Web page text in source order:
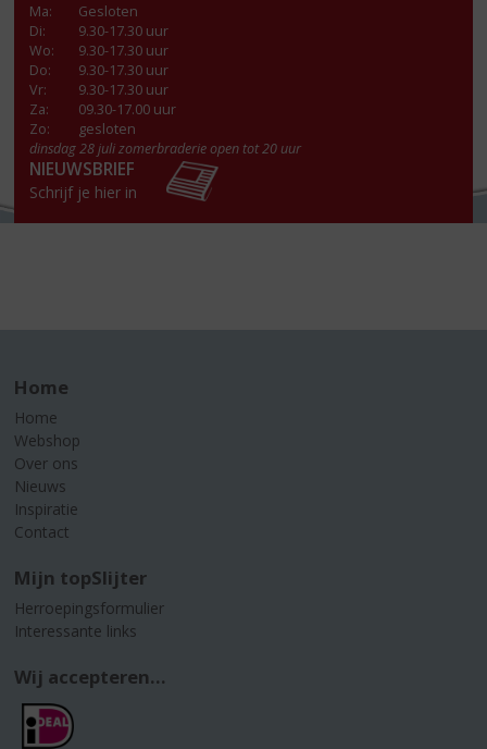
Ma:
Gesloten
Di:
9.30-17.30 uur
Wo:
9.30-17.30 uur
Do:
9.30-17.30 uur
Vr:
9.30-17.30 uur
Za:
09.30-17.00 uur
Zo:
gesloten
dinsdag 28 juli zomerbraderie open tot 20 uur
NIEUWSBRIEF
Schrijf je hier in
Home
Home
Webshop
Over ons
Nieuws
Inspiratie
Contact
Mijn topSlijter
Herroepingsformulier
Interessante links
Wij accepteren...